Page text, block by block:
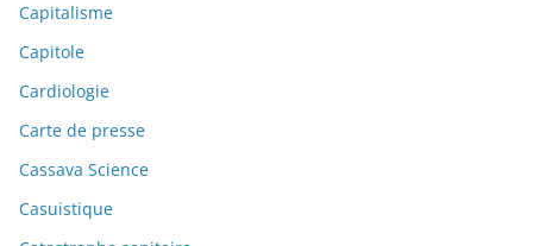
Capitalisme
Capitole
Cardiologie
Carte de presse
Cassava Science
Casuistique